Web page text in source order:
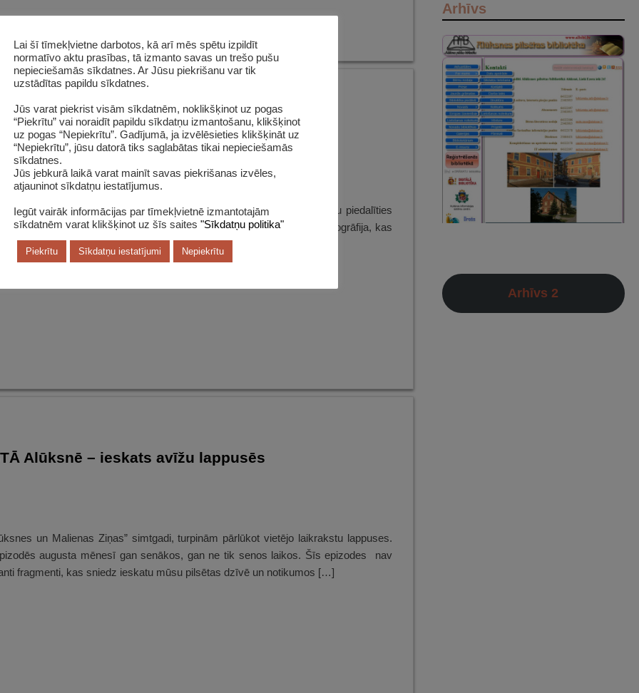
akcijā “Dzeja kadrā”!
mēnesi padara īpašu arī bibliotēku ikdienā. Šogad aicinām ikvienu piedalīties
Akcijas dalībniekiem jāizvēlas dzejolis vai dzejas rindas un jārada fotogrāfija, kas
vairākām fotogrāfijām. […]
Alūksnē – ieskats avīžu lappusēs
un Malienas Ziņas” simtgadi, turpinām pārlūkot vietējo laikrakstu lappuses.
augusta mēnesī gan senākos, gan ne tik senos laikos. Šīs epizodes nav
fragmenti, kas sniedz ieskatu mūsu pilsētas dzīvē un notikumos […]
Arhīvs
Arhīvs 2
Lai šī tīmekļvietne darbotos, kā arī mēs spētu izpildīt
normatīvo aktu prasības, tā izmanto savas un trešo pušu
nepieciešamās sīkdatnes. Ar Jūsu piekrišanu var tik
uzstādītas papildu sīkdatnes.
Jūs varat piekrist visām sīkdatnēm, noklikšķinot uz pogas
“Piekrītu” vai noraidīt papildu sīkdatņu izmantošanu, klikšķinot
uz pogas “Nepiekrītu”. Gadījumā, ja izvēlēsieties klikšķināt uz
“Nepiekrītu”, jūsu datorā tiks saglabātas tikai nepieciešamās
sīkdatnes.
Jūs jebkurā laikā varat mainīt savas piekrišanas izvēles,
atjauninot sīkdatņu iestatījumus.
Iegūt vairāk informācijas par tīmekļvietnē izmantotajām
sīkdatnēm varat klikšķinot uz šīs saites "Sīkdatņu politika"
Piekrītu Sīkdatņu iestatījumi Nepiekrītu